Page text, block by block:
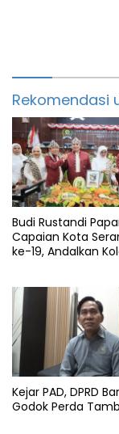
Rekomendasi
Budi Rustandi
Capaian Kota
ke-19, Andalkan
Kejar PAD, DPRD
Godok Perda